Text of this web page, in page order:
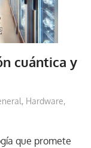
cuántica y
, Hardware,
que promete